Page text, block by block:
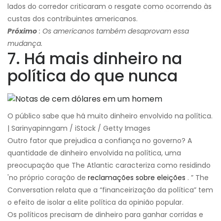
lados do corredor criticaram o resgate como ocorrendo às
custas dos contribuintes americanos.
Próximo : Os americanos também desaprovam essa
mudança.
7. Há mais dinheiro na
política do que nunca
O público sabe que há muito dinheiro envolvido na política.
| Sarinyapinngam / iStock / Getty Images
Outro fator que prejudica a confiança no governo? A
quantidade de dinheiro envolvida na política, uma
preocupação que The Atlantic caracteriza como residindo
'no próprio coração de reclamações sobre eleições . ” The
Conversation relata que a “financeirização da política” tem
o efeito de isolar a elite política da opinião popular.
Os políticos precisam de dinheiro para ganhar corridas e